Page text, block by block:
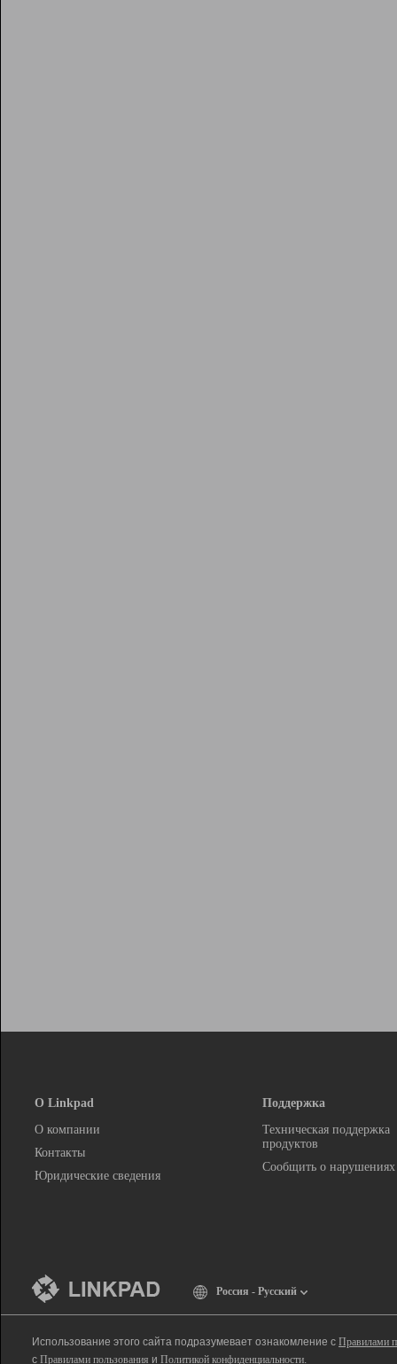
О Linkpad
О компании
Контакты
Юридические сведения
Поддержка
Техническая поддержка
продуктов
Сообщить о нарушениях
Россия - Русский
Использование этого сайта подразумевает ознакомление с Правилами
с Правилами пользования и Политикой конфиденциальности.